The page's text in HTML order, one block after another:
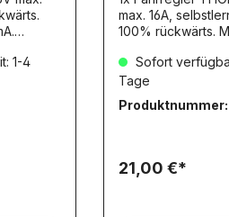
die
1-4
max. 16A, selbstlernend,100% vorwärts,
100% rückwärts. Mit BEC 1000mA.
Selbstlernende
Einschalten
nimmt diese als
Sofort
Tage
Produktnummer:
21,00 €*